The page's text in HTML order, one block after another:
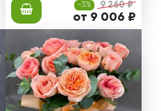
-3% 9 260 ₽
от 9 006 ₽